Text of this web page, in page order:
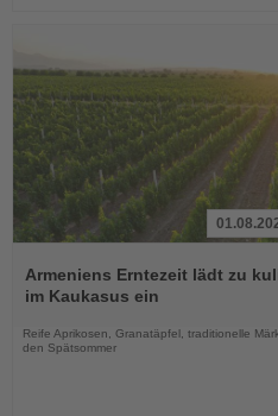
Sie
die
Armeniens Erntezeit lädt zu
im Kaukasus ein
Reife Aprikosen, Granatäpfel, traditionelle
den Spätsommer